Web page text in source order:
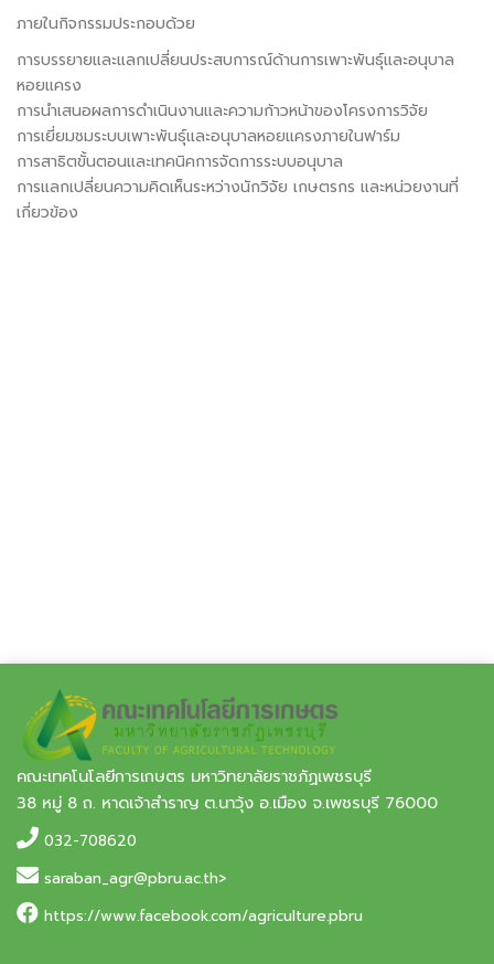
ภายในกิจกรรมประกอบด้วย
การบรรยายและแลกเปลี่ยนประสบการณ์ด้านการเพาะพันธุ์และอนุบาล
หอยแครง
การนำเสนอผลการดำเนินงานและความก้าวหน้าของโครงการวิจัย
การเยี่ยมชมระบบเพาะพันธุ์และอนุบาลหอยแครงภายในฟาร์ม
การสาธิตขั้นตอนและเทคนิคการจัดการระบบอนุบาล
การแลกเปลี่ยนความคิดเห็นระหว่างนักวิจัย เกษตรกร และหน่วยงานที่
เกี่ยวข้อง
คณะเทคโนโลยีการเกษตร มหาวิทยาลัยราชภัฏเพชรบุรี
38 หมู่ 8 ถ. หาดเจ้าสำราญ ต.นาวุ้ง อ.เมือง จ.เพชรบุรี 76000
032-708620
saraban_agr@pbru.ac.th>
https://www.facebook.com/agriculture.pbru